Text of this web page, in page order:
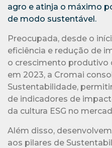
agro e atinja o máximo
de modo sustentável.
Preocupada, desde o
eficiência e redução de
o crescimento produtivo
em 2023, a Cromai
Sustentabilidade,
de indicadores de
da cultura ESG no
Além disso,
aos pilares de